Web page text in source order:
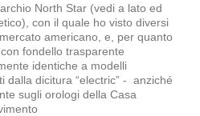
North Star (vedi a lato ed
con il quale ho visto diversi
americano, e, per quanto
fondello trasparente
identiche a modelli
dalla dicitura “electric” - anziché
sugli orologi della Casa